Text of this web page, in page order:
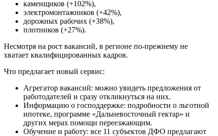
каменщиков (+102%),
электромонтажников (+42%),
дорожных рабочих (+38%),
плотников (+27%).
Несмотря на рост вакансий, в регионе по-прежнему не
хватает квалифицированных кадров.
Что предлагает новый сервис:
Агрегатор вакансий: можно увидеть предложения от
работодателей и сразу откликнуться на них.
Информацию о господдержке: подробности о льготной
ипотеке, программе «Дальневосточный гектар» и
других мерах помощи переезжающим.
Обучение и работу: все 11 субъектов ДФО предлагают